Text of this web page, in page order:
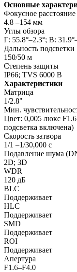
Основные
Фокусное расстояние
4.8 –154 мм
Углы обзора
Г: 55.8°–2.3°; В:
Дальность подсветки
150/50 м
Степень защиты
IP66; TVS 6000 В
Характеристики
Матрица
1/2.8"
Мин.
Цвет: 0,005 люкс
подсветка включена)
Скорость затвора
1/1 –1/30,000 с
Подавление шума
2D; 3D
WDR
120 дБ
BLC
Поддерживает
HLC
Поддерживает
SMD
Поддерживает
ROI
Поддерживает
Апертура
F1.6–F4.0